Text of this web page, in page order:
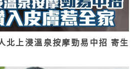
北上浸溫泉按摩勁易中招 寄生